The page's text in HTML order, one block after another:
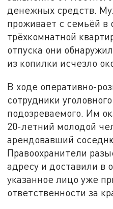
денежных средств.
проживает с семьёй в
трёхкомнатной
отпуска они
из копилки исчезло
В ходе оперативно-
сотрудники
подозреваемого. Им
20-летний молодой
арендовавший
Правоохранители
адресу и доставили в
указанное лицо уже
ответственности за